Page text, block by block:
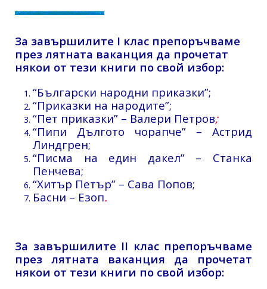
За завършилите I клас препоръчваме
през лятната ваканция да прочетат
някои от тези книги по свой избор:
“Български народни приказки”;
“Приказки на народите”;
“Пет приказки” – Валери Петров;
“Пипи Дългото чорапче” – Астрид
Линдгрен;
“Писма на един дакел” – Станка
Пенчева;
“Хитър Петър” – Сава Попов;
Басни – Езоп.
За завършилите II клас препоръчваме
през лятната ваканция да прочетат
някои от тези книги по свой избор: